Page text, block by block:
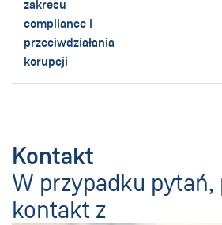
zakresu
compliance i
przeciwdziałania
korupcji
Kontakt
W przypadku pytań,
kontakt z